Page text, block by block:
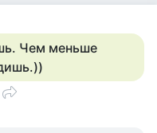
Чем меньше